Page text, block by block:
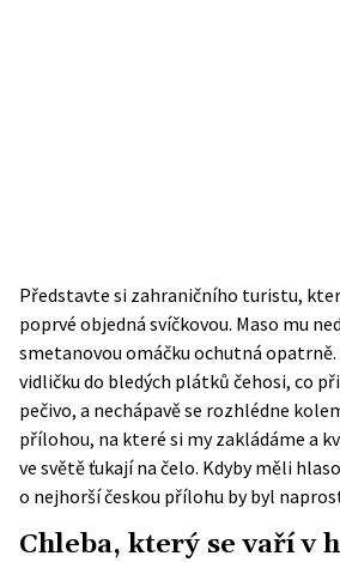
Představte si zahraničního turistu,
poprvé objedná svíčkovou. Maso mu
smetanovou omáčku ochutná opatrně.
vidličku do bledých plátků čehosi, co
pečivo, a nechápavě se rozhlédne
přílohou, na které si my zakládáme a
ve světě ťukají na čelo. Kdyby měli
o nejhorší českou přílohu by byl
Chleba, který se vaří v